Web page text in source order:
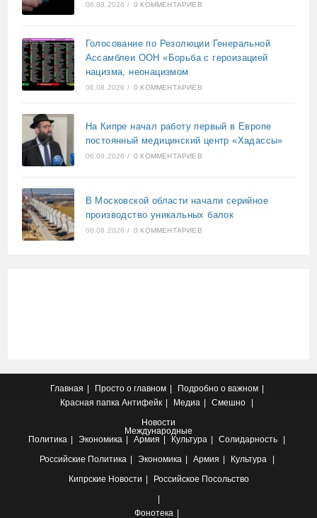
06.08.2026 / 0 КОММЕНТАРИЕВ
Голосование по Резолюции Генеральной
Ассамблеи ООН «Борьба с героизацией
нацизма, неонацизмом
06.08.2026 / 0 КОММЕНТАРИЕВ
На Кипре начал работу первый в Европе
постоянный медицинский центр «Хадассы»
06.08.2026 / 0 КОММЕНТАРИЕВ
В Московской области начали серийное
производство уникальных балок
06.08.2026 / 0 КОММЕНТАРИЕВ
Главная Просто о главном
Подробно о важном
Красная папка Антифейк Медиа
Смешно
Новости
Международные
Политика
Экономика Армия Культура
Солидарность
Российские Политика Экономика Армия
Культура
Кипрские Новости Российское Посольство
Фонотека